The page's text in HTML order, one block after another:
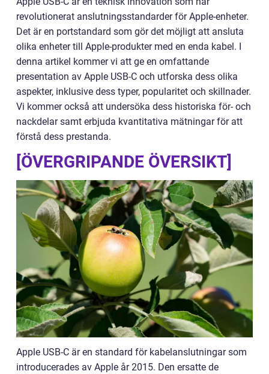
revolutionerat anslutningsstandarder för Apple-enheter.
Det är en portstandard som gör det möjligt att ansluta
olika enheter till Apple-produkter med en enda kabel. I
denna artikel kommer vi att ge en omfattande
presentation av Apple USB-C och utforska dess olika
aspekter, inklusive dess typer, popularitet och skillnader.
Vi kommer också att undersöka dess historiska för- och
nackdelar samt erbjuda kvantitativa mätningar för att
förstå dess prestanda.
[ÖVERGRIPANDE ÖVERSIKT]
Apple USB-C är en standard för kabelanslutningar som
introducerades av Apple år 2015. Den ersatte de